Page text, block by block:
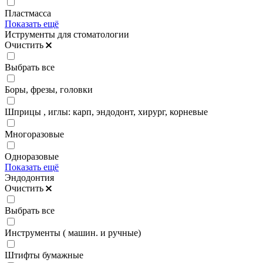
Пластмасса
Показать ещё
Иструменты для стоматологии
Очистить
Выбрать все
Боры, фрезы, головки
Шприцы , иглы: карп, эндодонт, хирург, корневые
Многоразовые
Одноразовые
Показать ещё
Эндодонтия
Очистить
Выбрать все
Инструменты ( машин. и ручные)
Штифты бумажные